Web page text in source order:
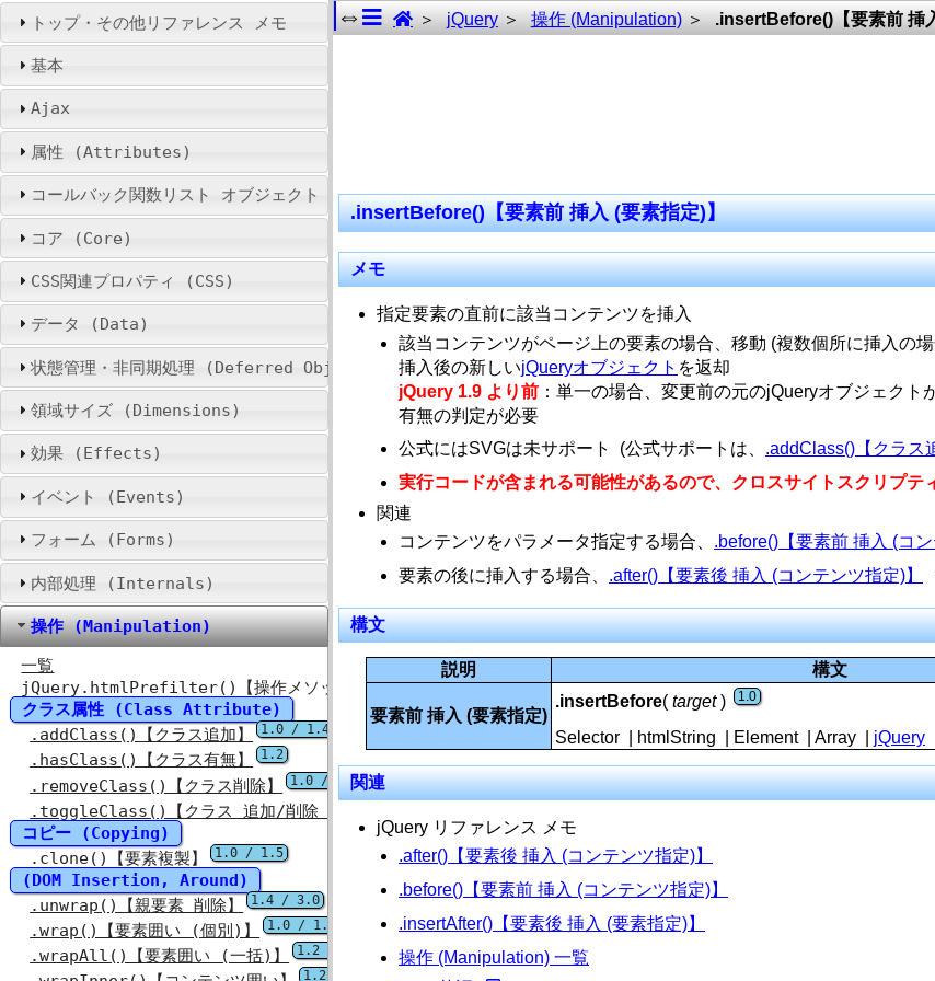
トップ・その他リファレンス メモ
基本
Ajax
属性 (Attributes)
コールバック関数リスト オブジェクト (Callbacks Object)
コア (Core)
CSS関連プロパティ (CSS)
データ (Data)
状態管理・非同期処理 (Deferred Object)
領域サイズ (Dimensions)
効果 (Effects)
イベント (Events)
フォーム (Forms)
内部処理 (Internals)
操作 (Manipulation)
一覧
jQuery.htmlPrefilter()【操作メソッド前置フィルタ】
クラス属性 (Class Attribute)
.addClass()【クラス追加】
1.0 / 1.4
.hasClass()【クラス有無】 1.2
.removeClass()【クラス削除】 1.0 / 1.4
.toggleClass()【クラス 追加/削除 切替】 1.0 / 1.3 / 1.4 (3.0)
コピー (Copying)
.clone()【要素複製】
1.0 / 1.5
(DOM Insertion, Around)
.unwrap()【親要素 削除】
1.4 / 3.0
.wrap()【要素囲い (個別)】 1.0 / 1.4
.wrapAll()【要素囲い (一括)】 1.2 / 1.4
1.2 / 1.4
jQuery 操作 (Manipulation) .insertBefore()【要素前 挿
.insertBefore()【要素前 挿入 (要素指定)】
メモ
指定要素の直前に該当コンテンツを挿入
該当コンテンツがページ上の要素の場合、移動 (複数個所に挿入の
挿入後の新しいjQueryオブジェクト を返却
jQuery 1.9 より前 ：単一の場合、変更前の元のjQueryオブジェク
有無の判定が必要
公式にはSVGは未サポート (公式サポートは、 .addClass()【クラス
実行コードが含まれる可能性があるので、 クロスサイトスクリプテ
関連
コンテンツをパラメータ指定する場合、 .before()【要素前 挿入 (コン
要素の後に挿入する場合、 .after()【要素後 挿入 (コンテンツ指定)】
構文
説明 構文
要素前 挿入 (要素指定)
.insertBefore( target) 1.0
Selector | htmlString | Element | Array | jQuery
関連
jQuery リファレンス メモ
.after()【要素後 挿入 (コンテンツ指定)】
.before()【要素前 挿入 (コンテンツ指定)】
.insertAfter()【要素後 挿入 (要素指定)】
操作 (Manipulation) 一覧